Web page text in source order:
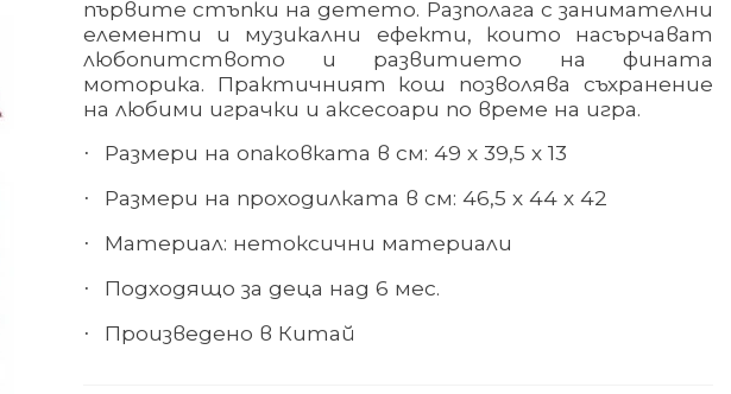
първите стъпки на детето. Разполага с занимателни
елементи и музикални ефекти, които насърчават
любопитството и развитието на фината
моторика. Практичният кош позволява съхранение
на любими играчки и аксесоари по време на игра.
· Размери на опаковката в см: 49 х39,5 х 13
· Размери на проходилката в см: 46,5 х44 х42
· Материал: нетоксични материали
· Подходящо за деца над 6 мес.
· Произведено в Китай